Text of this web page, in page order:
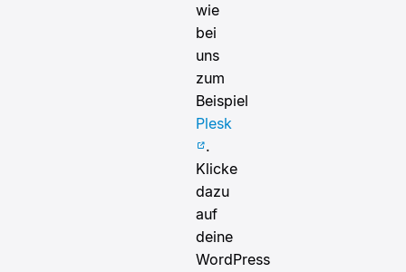
wie
bei
uns
zum
Beispiel
Plesk
.
Klicke
dazu
auf
deine
WordPress